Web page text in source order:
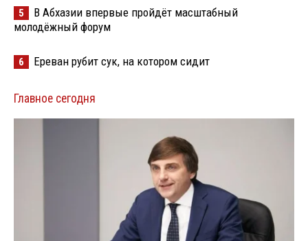
5
В Абхазии впервые пройдёт масштабный
молодёжный форум
6 Ереван рубит сук, на котором сидит
Главное сегодня